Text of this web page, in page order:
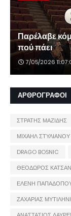
Παρέλαβε
πού πάει
7/05/2026
ΑΡΘΡΟΓΡΑΦΟΙ
ΣΤΡΑΤΗΣ ΜΑΖΙΔΗΣ
ΜΙΧΑΗΛ ΣΤΥΛΙΑΝΟΥ
DRAGO BOSNIC
ΘΕΟΔΩΡΟΣ
ΕΛΕΝΗ
ΖΑΧΑΡΙΑΣ